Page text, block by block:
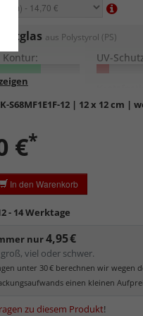
aus Polystyrol (PS)
Kontur: UV-
und bruchsicher
geeignet.
und Konturen gut erkennbar
, daher
geladen, daher werden
S68MF1E1F-12| 12 x 12 cm |
€*
In den Warenkorb
- 14 Werktage
nur4,95 €
viel oder schwer.
unter 30 € berechnen wir wegen
einen kleinen
zu diesem Produkt!